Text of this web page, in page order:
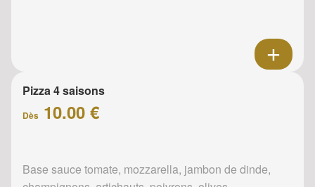
Pizza 4 saisons
Dès 10.00 €
Base sauce tomate, mozzarella, jambon de dinde,